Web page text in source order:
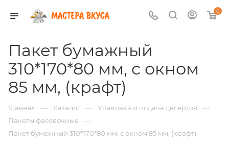
0
Пакет бумажный
310*170*80 мм, с окном
85 мм, (крафт)
Главная — Каталог — Упаковка и подача десертов —
Пакеты фасовочные —
Пакет бумажный 310*170*80 мм, с окном 85 мм, (крафт)